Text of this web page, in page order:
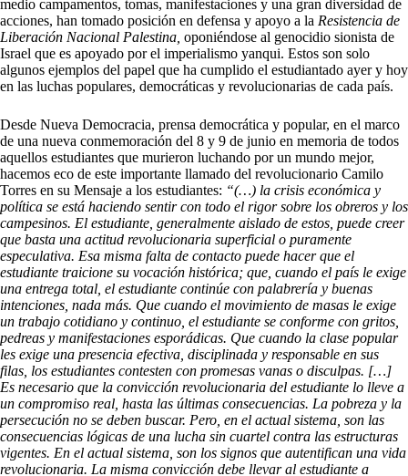
medio campamentos, tomas, manifestaciones y una gran diversidad de
acciones, han tomado posición en defensa y apoyo a la Resistencia de
Liberación Nacional Palestina, oponiéndose al genocidio sionista de
Israel que es apoyado por el imperialismo yanqui. Estos son solo
algunos ejemplos del papel que ha cumplido el estudiantado ayer y hoy
en las luchas populares, democráticas y revolucionarias de cada país.
Desde Nueva Democracia, prensa democrática y popular, en el marco
de una nueva conmemoración del 8 y 9 de junio en memoria de todos
aquellos estudiantes que murieron luchando por un mundo mejor,
hacemos eco de este importante llamado del revolucionario Camilo
Torres en su Mensaje a los estudiantes: “(…) la crisis económica y
política se está haciendo sentir con todo el rigor sobre los obreros y los
campesinos. El estudiante, generalmente aislado de estos, puede creer
que basta una actitud revolucionaria superficial o puramente
especulativa. Esa misma falta de contacto puede hacer que el
estudiante traicione su vocación histórica; que, cuando el país le exige
una entrega total, el estudiante continúe con palabrería y buenas
intenciones, nada más. Que cuando el movimiento de masas le exige
un trabajo cotidiano y continuo, el estudiante se conforme con gritos,
pedreas y manifestaciones esporádicas. Que cuando la clase popular
les exige una presencia efectiva, disciplinada y responsable en sus
filas, los estudiantes contesten con promesas vanas o disculpas. […]
Es necesario que la convicción revolucionaria del estudiante lo lleve a
un compromiso real, hasta las últimas consecuencias. La pobreza y la
persecución no se deben buscar. Pero, en el actual sistema, son las
consecuencias lógicas de una lucha sin cuartel contra las estructuras
vigentes. En el actual sistema, son los signos que autentifican una vida
revolucionaria. La misma convicción debe llevar al estudiante a